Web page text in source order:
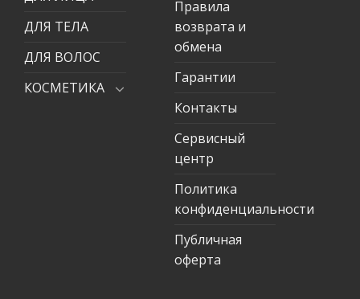
ДЛЯ ТЕЛА
ДЛЯ ВОЛОС
КОСМЕТИКА
Правила
возврата и
обмена
Гарантии
Контакты
Сервисный
центр
Политика
конфиденциальности
Публичная
оферта